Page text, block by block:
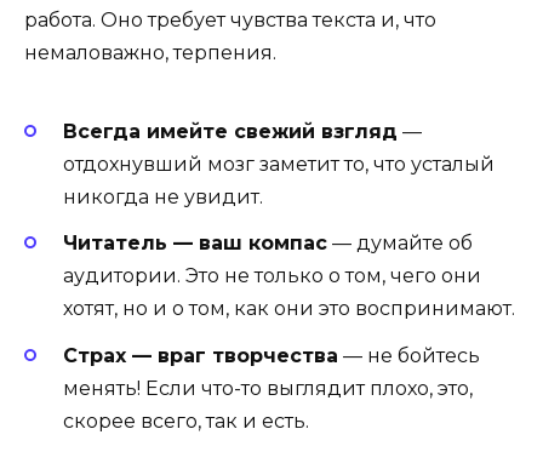
работа. Оно требует чувства текста и, что
немаловажно, терпения.
Всегда имейте свежий взгляд —
отдохнувший мозг заметит то, что усталый
никогда не увидит.
Читатель — ваш компас — думайте об
аудитории. Это не только о том, чего они
хотят, но и о том, как они это воспринимают.
Страх — враг творчества — не бойтесь
менять! Если что-то выглядит плохо, это,
скорее всего, так и есть.